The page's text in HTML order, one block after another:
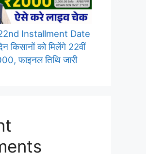
Installment Date
किसानों को मिलेंगे 22वीं
फाइनल तिथि जारी